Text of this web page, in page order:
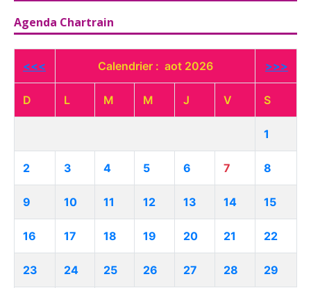
Agenda Chartrain
<<< Calendrier : aot 2026 >>>
D L M M J V S
1
2 3 4 5 6 7 8
9 10 11 12 13 14 15
16 17 18 19 20 21 22
23 24 25 26 27 28 29